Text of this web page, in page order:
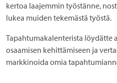
kertoa laajemmin työstänne,
lukea muiden tekemästä työstä.
Tapahtumakalenterista löydätte
osaamisen kehittämiseen ja
markkinoida omia